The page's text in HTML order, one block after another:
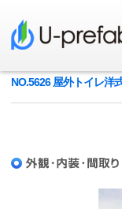
NO.5626 屋外トイレ洋